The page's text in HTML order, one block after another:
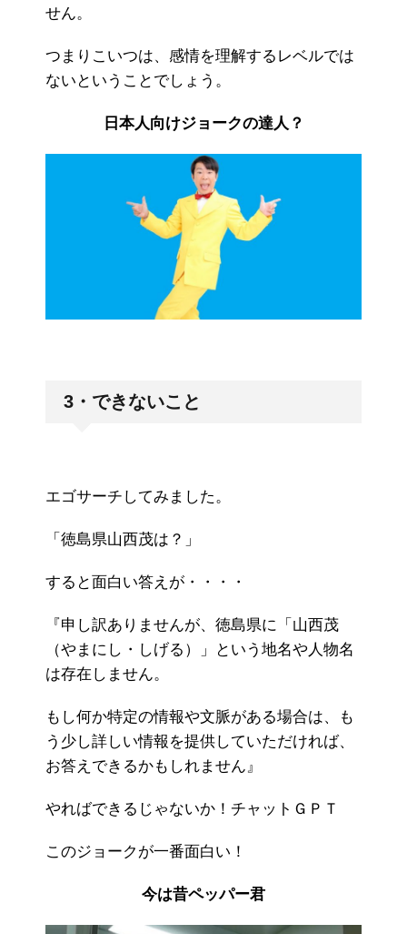
せん。
つまりこいつは、感情を理解するレベルでは
ないということでしょう。
日本人向けジョークの達人？
3・できないこと
エゴサーチしてみました。
「徳島県山西茂は？」
すると面白い答えが・・・・
『申し訳ありませんが、徳島県に「山西茂
（やまにし・しげる）」という地名や人物名
は存在しません。
もし何か特定の情報や文脈がある場合は、も
う少し詳しい情報を提供していただければ、
お答えできるかもしれません』
やればできるじゃないか！チャットＧＰＴ
このジョークが一番面白い！
今は昔ペッパー君